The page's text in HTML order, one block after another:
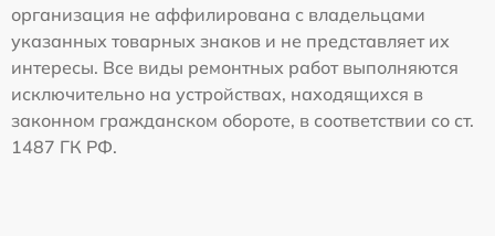
организация не аффилирована с владельцами
указанных товарных знаков и не представляет их
интересы. Все виды ремонтных работ выполняются
исключительно на устройствах, находящихся в
законном гражданском обороте, в соответствии со ст.
1487 ГК РФ.